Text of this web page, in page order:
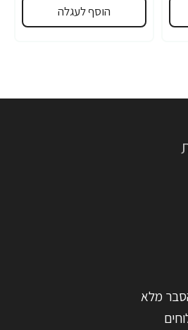
הוסף לעגלה
מלא